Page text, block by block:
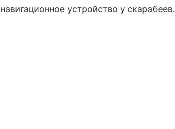
устройство у скарабеев.